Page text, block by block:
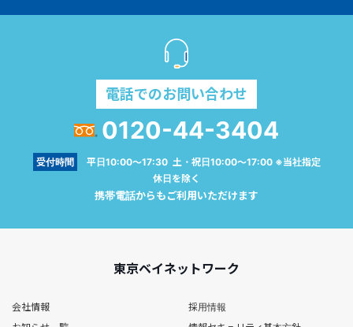
電話でのお問い合わせ
0120-44-3404
受付時間
平日10:00～17:30 土・祝日10:00～17:00 ※当社指定
休日を除く
携帯電話からもご利用いただけます
東京ベイネットワーク
会社情報
採用情報